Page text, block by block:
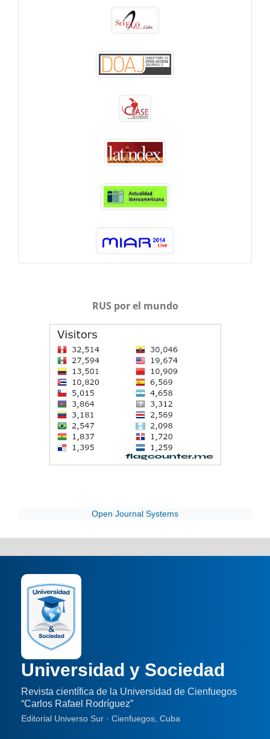
RUS por el mundo
Open Journal Systems
Universidad y Sociedad
Revista científica de la Universidad de Cienfuegos
“Carlos Rafael Rodríguez”
Editorial Universo Sur · Cienfuegos, Cuba